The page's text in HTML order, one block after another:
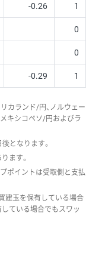
-0.26 1
0
0
-0.29 1
カランド/円、ノルウェー
キシコペソ/円およびラ
となります。
ます。
ポイントは受取側と支払
建玉を保有している場合
している場合でもスワッ